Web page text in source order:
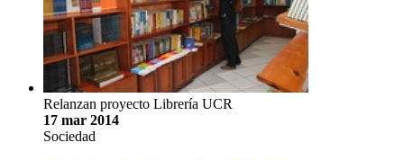
Relanzan proyecto Librería UCR
17 mar 2014
Sociedad